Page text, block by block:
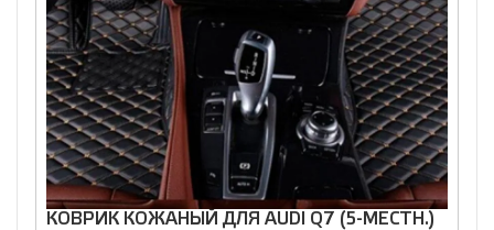
КОВРИК КОЖАНЫЙ ДЛЯ AUDI Q7 (5-МЕСТН.)